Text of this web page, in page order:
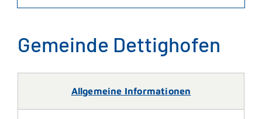
Gemeinde Dettighofen
Allgemeine Informationen